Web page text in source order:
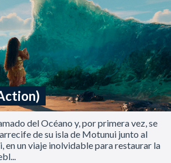
del Océano y, por primera vez, se
de su isla de Motunui junto al
en un viaje inolvidable para restaurar la